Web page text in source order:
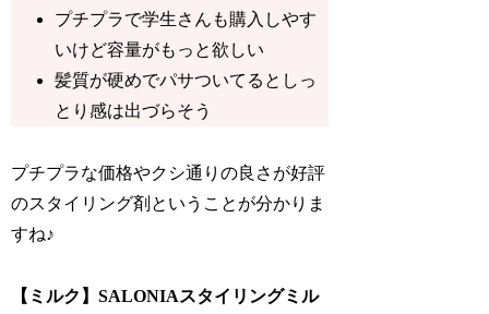
プチプラで学生さんも購入しやす
いけど容量がもっと欲しい
髪質が硬めでパサついてるとしっ
とり感は出づらそう
プチプラな価格やクシ通りの良さが好評
のスタイリング剤ということが分かりま
すね♪
【ミルク】SALONIAスタイリングミル